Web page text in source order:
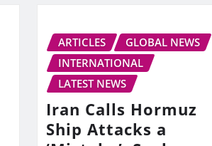
ARTICLES
GLOBAL NEWS
INTERNATIONAL
LATEST NEWS
Iran Calls Hormuz
Ship Attacks a